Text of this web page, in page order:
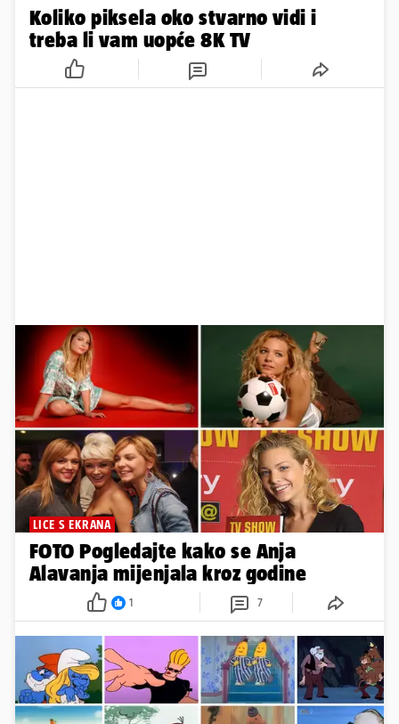
Koliko piksela oko stvarno vidi i
treba li vam uopće 8K TV
LICE S EKRANA
FOTO Pogledajte kako se Anja
Alavanja mijenjala kroz godine
1 7